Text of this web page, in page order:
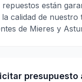
están
calidad de nuestro
de Mieres y
presupuesto